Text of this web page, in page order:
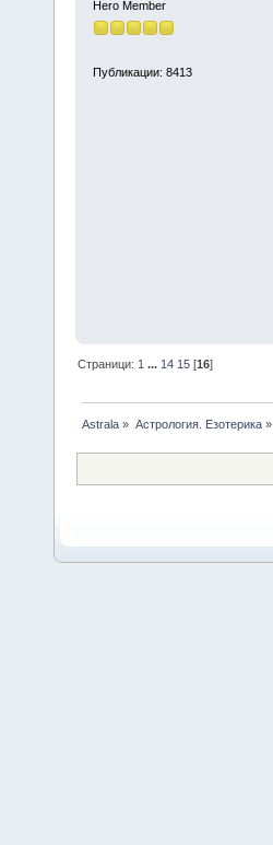
Hero Member
Публикации: 8413
Страници: 1 ... 14 15 [16]
Astrala » Астрология. Езотерика»